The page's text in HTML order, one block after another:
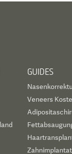
GUIDES
Veneers